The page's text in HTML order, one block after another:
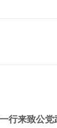
行来致公党